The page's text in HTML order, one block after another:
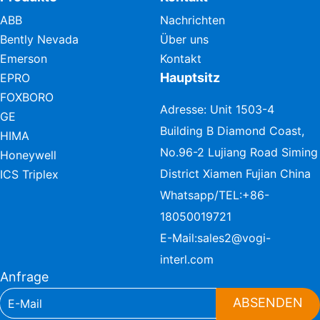
ABB
Bently Nevada
Emerson
EPRO
FOXBORO
GE
HIMA
Honeywell
ICS Triplex
Nachrichten
Über uns
Kontakt
Hauptsitz
Adresse: Unit 1503-4
Building B Diamond Coast,
No.96-2 Lujiang Road Siming
District Xiamen Fujian China
Whatsapp/TEL:+86-
18050019721
E-Mail:sales2@vogi-
interl.com
Anfrage
ABSENDEN